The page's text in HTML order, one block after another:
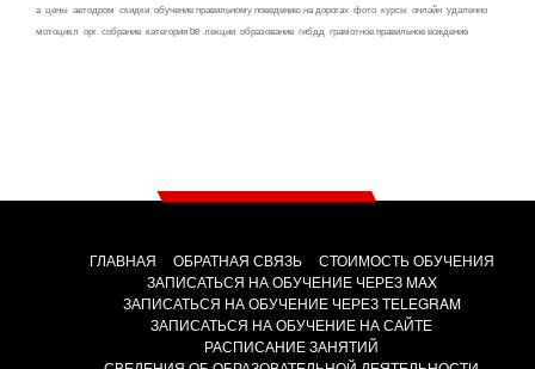
а цены автодром скидки обучение правильному поведению на дорогах фото курсы онлайн удаленно
мотоцикл орг. собрание категория be лекции образование гибдд грамотное правильное вождение
ГЛАВНАЯ ОБРАТНАЯ СВЯЗЬ
СТОИМОСТЬ ОБУЧЕНИЯ
ЗАПИСАТЬСЯ НА ОБУЧЕНИЕ ЧЕРЕЗ MAX
ЗАПИСАТЬСЯ НА ОБУЧЕНИЕ ЧЕРЕЗ TELEGRAM
ЗАПИСАТЬСЯ НА ОБУЧЕНИЕ НА САЙТЕ
РАСПИСАНИЕ ЗАНЯТИЙ